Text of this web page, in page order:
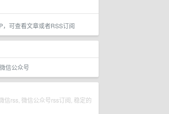
，可查看文章或者RSS订阅
信公众号
信rss, 微信公众号rss订阅, 稳定的